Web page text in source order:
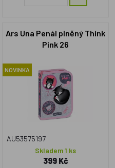
Ars Una Penál plněný Think
Pink 26
NOVINKA
AU53575197
Skladem 1 ks
399 Kč